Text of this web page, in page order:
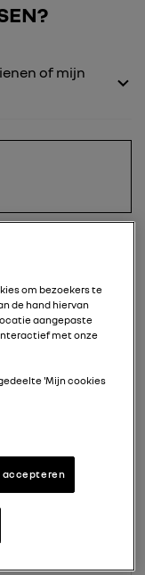
of mijn
om bezoekers te
de hand hiervan
aangepaste
met onze
'Mijn cookies
accepteren